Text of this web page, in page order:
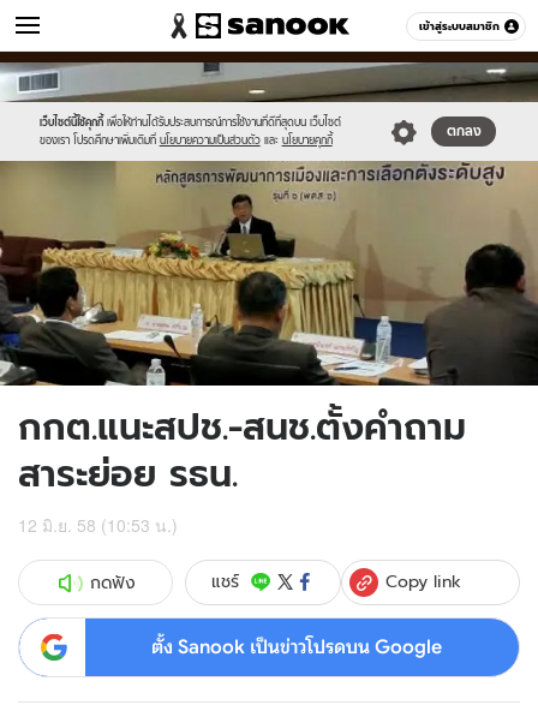
เข้าสู่ระบบสมาชิก
ข่าว หมวดอื่นๆ
เว็บไซต์นี้ใช้คุกกี้ เพื่อให้ท่านได้รับประสบการณ์การใช้งานที่ดีที่สุดบน เว็บไซต์
ของเรา โปรดศึกษาเพิ่มเติมที่ นโยบายความเป็นส่วนตัว และ นโยบายคุกกี้
ตกลง
Sanook
//s.isanook.com/sr/0/images/logo-
new-
sanook.png
600
60
//s.isanook.com/ns/0/ud/362/1811170/624424-
01.jpg
กกต.แนะสปช.-สนช.ตั้งคำถาม
สาระย่อย รธน.
12 มิ.ย. 58 (10:53 น.)
กดฟัง แชร์ Copy link
ตั้ง Sanook เป็นข่าวโปรดบน Google